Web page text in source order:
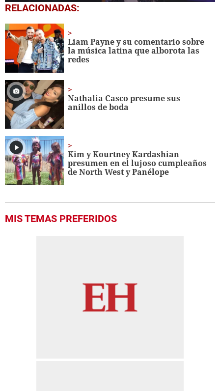
0
seconds
1
minute,
seconds
RELACIONADAS:
Liam Payne y su comentario sobre
la música latina que alborota las
redes
Nathalia Casco presume sus
anillos de boda
Kim y Kourtney Kardashian
presumen en el lujoso cumpleaños
de North West y Panélope
MIS TEMAS PREFERIDOS